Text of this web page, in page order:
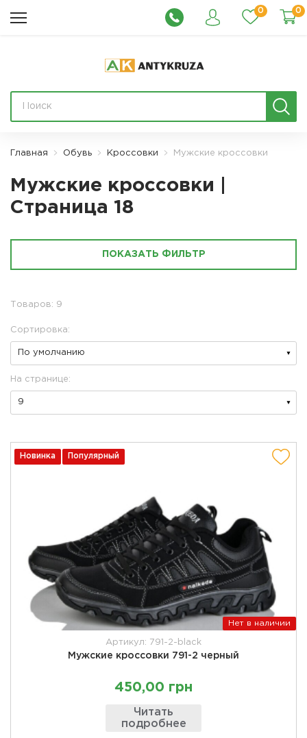
0 0
Главная Обувь Кроссовки Мужские кроссовки
Мужские кроссовки |
Страница 18
ПОКАЗАТЬ ФИЛЬТР
Товаров: 9
Сортировка:
На странице:
Новинка Популярный
Нет в наличии
Артикул: 791-2-black
Мужские кроссовки 791-2 черный
450,00 грн
Читать
подробнее